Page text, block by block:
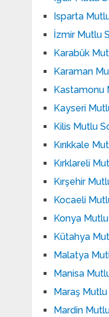
Isparta
İzmir Mutlu
Karabük
Karaman
Kastamonu
Kayseri
Kilis Mutlu
Kırıkkale
Kırklareli
Kırşehir
Kocaeli
Konya
Kütahya
Malatya
Manisa
Maraş
Mardin